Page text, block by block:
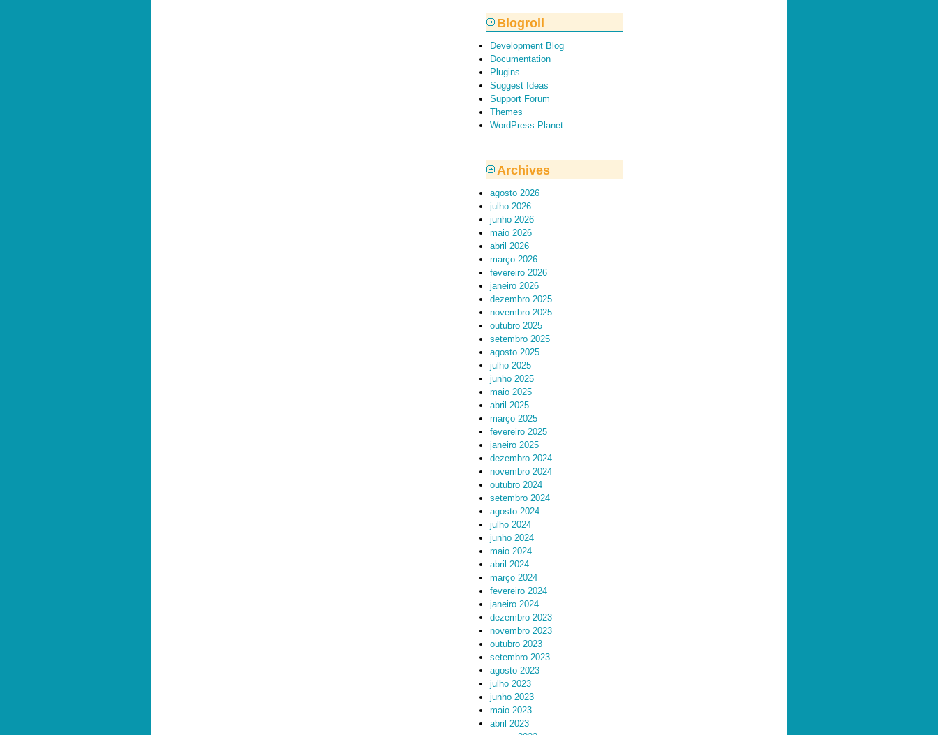
Blogroll
Development Blog
Documentation
Plugins
Suggest Ideas
Support Forum
Themes
WordPress Planet
Archives
agosto 2026
julho 2026
junho 2026
maio 2026
abril 2026
março 2026
fevereiro 2026
janeiro 2026
dezembro 2025
novembro 2025
outubro 2025
setembro 2025
agosto 2025
julho 2025
junho 2025
maio 2025
abril 2025
março 2025
fevereiro 2025
janeiro 2025
dezembro 2024
novembro 2024
outubro 2024
setembro 2024
agosto 2024
julho 2024
junho 2024
maio 2024
abril 2024
março 2024
fevereiro 2024
janeiro 2024
dezembro 2023
novembro 2023
outubro 2023
setembro 2023
agosto 2023
julho 2023
junho 2023
maio 2023
abril 2023